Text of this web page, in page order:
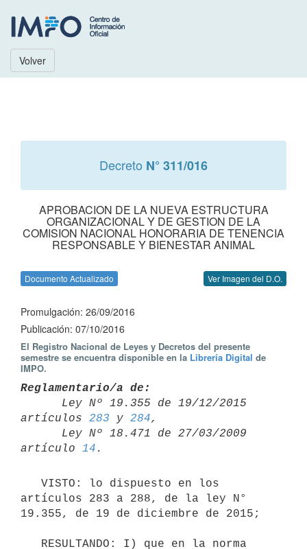
Volver
Decreto N° 311/016
APROBACION DE LA NUEVA ESTRUCTURA
ORGANIZACIONAL Y DE GESTION DE LA
COMISION NACIONAL HONORARIA DE TENENCIA
RESPONSABLE Y BIENESTAR ANIMAL
Documento Actualizado Ver Imagen del D.O.
Promulgación: 26/09/2016
Publicación: 07/10/2016
El Registro Nacional de Leyes y Decretos del presente
semestre se encuentra disponible en la Librería Digital de
IMPO.
Reglamentario/a de:
artículos 283 y 284,
artículo 14
artículos 283 a 288, de la ley N°
19.355, de 19 de diciembre de 2015;